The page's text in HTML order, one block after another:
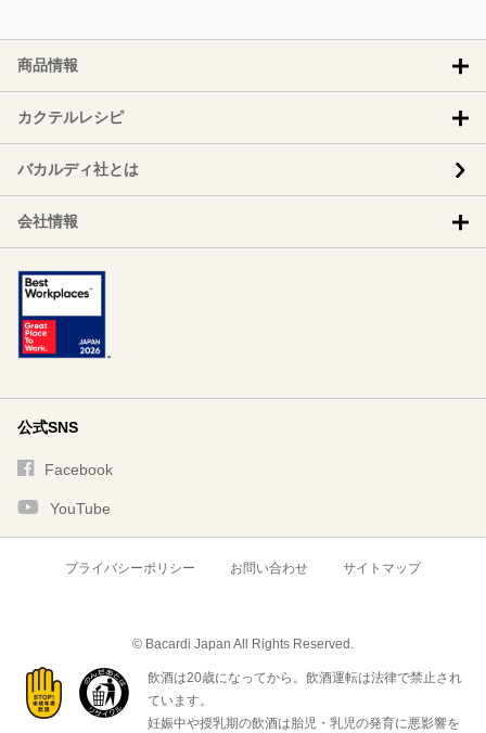
商品情報
カクテルレシピ
バカルディ社とは
会社情報
公式SNS
Facebook
YouTube
プライバシーポリシー お問い合わせ サイトマップ
© Bacardi Japan All Rights Reserved.
飲酒は20歳になってから。飲酒運転は法律で禁止され
ています。
妊娠中や授乳期の飲酒は胎児・乳児の発育に悪影響を